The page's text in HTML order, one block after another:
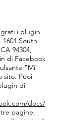
i plugin
South
94304,
di Facebook
"Mi
sito. Puoi
di
docs/
pagine,